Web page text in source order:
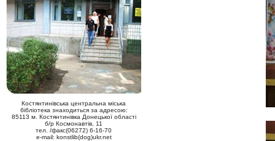
Костянтинівська центральна міська
бібліотека знаходиться за адресою:
85113 м. Костянтинівка Донецької області
б/р Космонавтів, 11
тел. /факс(06272) 6-16-70
e-mail: konstlib(dog)ukr.net